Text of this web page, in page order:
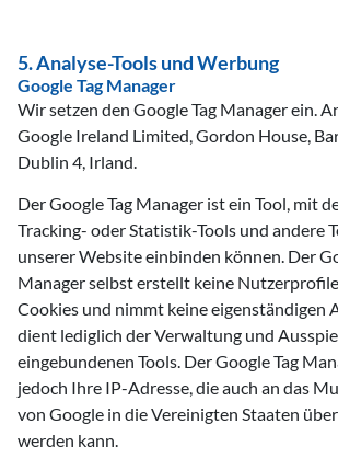
5. Analyse-Tools und Werbung
Google Tag Manager
Wir setzen den Google Tag Manager ein.
Google Ireland Limited, Gordon House,
Dublin 4, Irland.
Der Google Tag Manager ist ein Tool, mit
Tracking- oder Statistik-Tools und andere
unserer Website einbinden können. Der
Manager selbst erstellt keine
Cookies und nimmt keine eigenständigen
dient lediglich der Verwaltung und
eingebundenen Tools. Der Google Tag
jedoch Ihre IP-Adresse, die auch an das
von Google in die Vereinigten Staaten
werden kann.